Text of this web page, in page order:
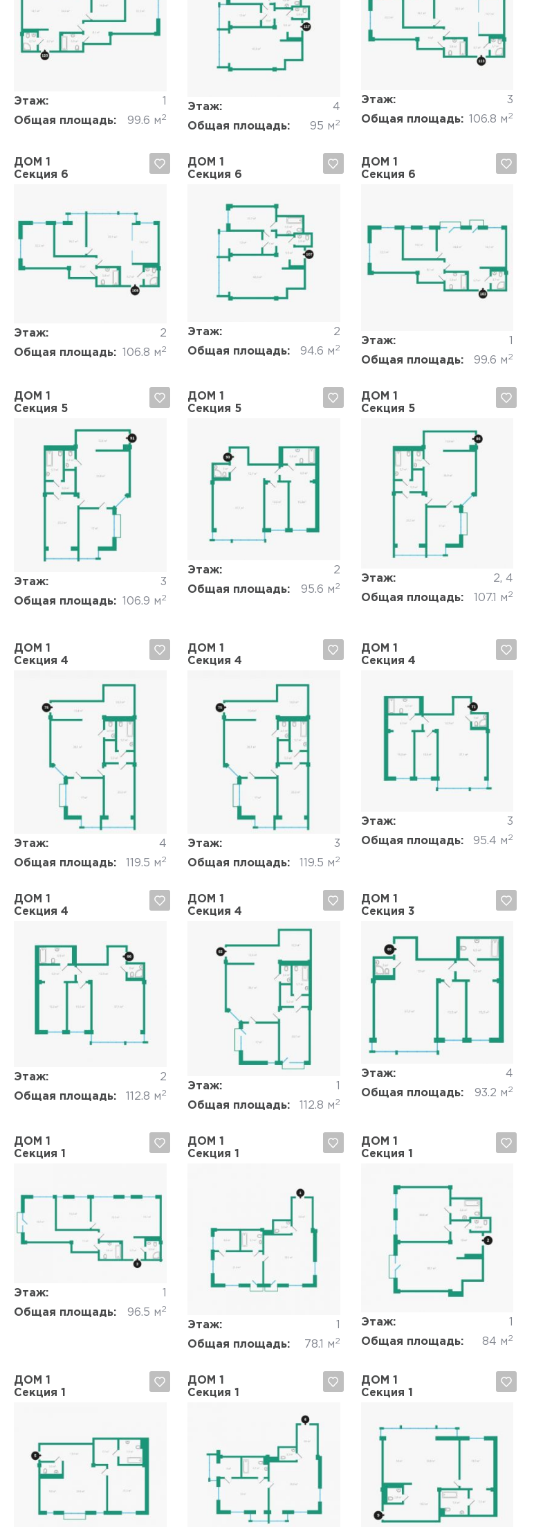
Этаж:
Общая площадь:
99.6 м2
Да, удалить
Этаж:
4
Общая площадь:
95 м2
Отмена
Этаж:
3
Общая площадь:
106.8 м2
Да, удалить Отмена
ДОМ 1
Секция 6
Этаж:
2
Общая площадь:
106.8 м2
Да, удалить Отмена
ДОМ 1
Секция 6
Этаж:
2
Общая площадь:
94.6 м2
ДОМ 1
Секция 6
Этаж:
Общая площадь:
99.6 м2
Да, удалить Отмена
ДОМ 1
Секция 5
Этаж:
3
Общая площадь:
106.9 м2
Отмена
ДОМ 1
Секция 5
Этаж:
2
Общая площадь:
95.6 м2
ДОМ 1
Секция 5
Этаж:
2, 4
Общая площадь:
107.1 м2
ДОМ 1
Секция 4
Этаж:
4
Общая площадь:
119.5 м2
Отмена
ДОМ 1
Секция 4
Этаж:
3
Общая площадь:
119.5 м2
Отмена
ДОМ 1
Секция 4
Этаж:
3
Общая площадь:
95.4 м2
ДОМ 1
Секция 4
Этаж:
2
Общая площадь:
112.8 м2
ДОМ 1
Секция 4
Этаж:
Общая площадь:
112.8 м2
Отмена
ДОМ 1
Секция 3
Этаж:
4
Общая площадь:
93.2 м2
Отмена
ДОМ 1
Секция 1
Этаж:
Общая площадь:
96.5 м2
Да, удалить Отмена
ДОМ 1
Секция 1
Этаж:
Общая площадь:
78.1 м2
Да, удалить
ДОМ 1
Секция 1
Этаж:
Общая площадь:
84 м2
Отмена
ДОМ 1
Секция 1
Да, удалить
ДОМ 1
Секция 1
ДОМ 1
Секция 1
Да, удалить Отмена